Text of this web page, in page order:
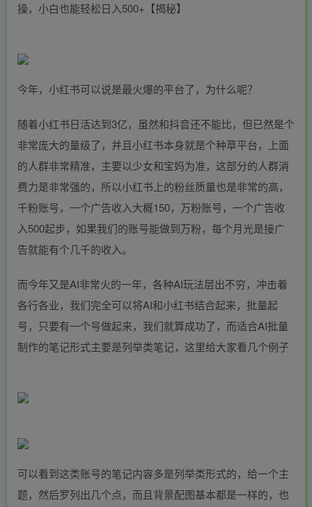
操，小白也能轻松日入500+【揭秘】
今年，小红书可以说是最火爆的平台了，为什么呢？
随着小红书日活达到3亿，虽然和抖音还不能比，但已然是个
非常庞大的量级了，并且小红书本身就是个种草平台，上面
的人群非常精准，主要以少女和宝妈为准，这部分的人群消
费力是非常强的，所以小红书上的粉丝质量也是非常的高，
千粉账号，一个广告收入大概150，万粉账号，一个广告收
入500起步，如果我们的账号能做到万粉，每个月光是接广
告就能有个几千的收入。
而今年又是AI非常火的一年，各种AI玩法层出不穷，冲击着
各行各业，我们完全可以将AI和小红书结合起来，批量起
号，只要有一个号做起来，我们就算成功了，而适合AI批量
制作的笔记形式主要是列举类笔记，这里给大家看几个例子
可以看到这类账号的笔记内容多是列举类形式的，给一个主
题，然后罗列出几个点，而且背景配图基本都是一样的，也